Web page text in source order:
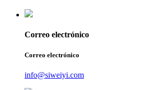
Correo electrónico
Correo electrónico
info@siweiyi.com